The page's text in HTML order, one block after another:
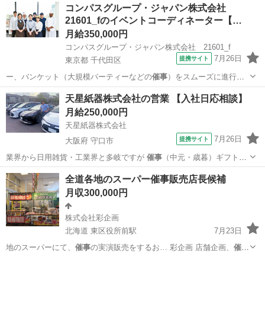
コンパスグループ・ジャパン株式会社
21601_fのイベントコーディネーター【…
月給350,000円
コンパスグループ・ジャパン株式会社 21601_f
東京都 千代田区
提携サイト 7月26日
ー、バンケット（大規模パーティーなどの催事）をスムーズに進行さ
せるコーディネータ…
東京 千代田区 飲食
天星紙器株式会社の営業 【入社日応相談】
月給250,000円
天星紙器株式会社
大阪府 守口市
提携サイト 7月26日
業界から日用雑貨・工業界と多岐ですが 催事（中元・歳暮）ギフト商
品などの担当もお…
大阪 守口市 ルートセールス
全道各地のスーパー催事販売店長候補
月収300,000円
株式会社彩企画
北海道 東区役所前駅
7月23日
地のスーパーにて、 催事の実演販売をするお… 彩企画 店舗企画、 催事